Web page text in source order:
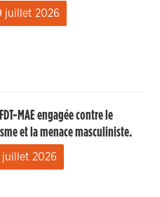
juillet 2026
MAE engagée contre le
et la menace masculiniste.
juillet 2026